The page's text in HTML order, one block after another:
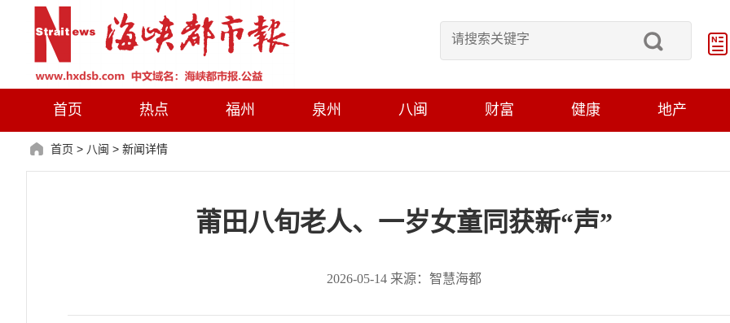
首页 热点 福州 泉州 八闽 财富 健康 地产
首页 > 八闽 > 新闻详情
莆田八旬老人、一岁女童同获新“声”
2026-05-14 来源：智慧海都